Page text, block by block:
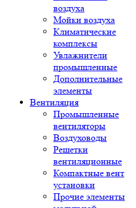
воздуха
Мойки воздуха
Климатические
комплексы
Увлажнители
промышленные
Дополнительные
элементы
Вентиляция
Промышленные
вентиляторы
Воздуховоды
Решетки
вентиляционные
Компактные вент
установки
Прочие элементы